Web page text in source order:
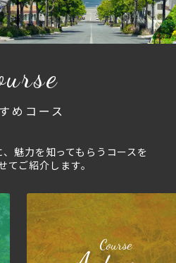
めコース
魅力を知ってもらうコースを
てご紹介します。
Course